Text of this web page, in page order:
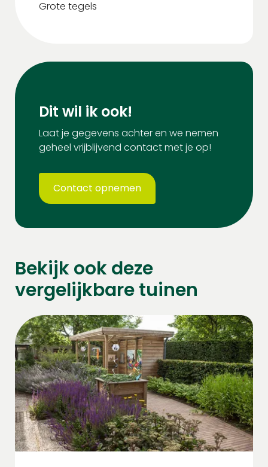
Grote tegels
Dit wil ik ook!
Laat je gegevens achter en we nemen
geheel vrijblijvend contact met je op!
Contact opnemen
Bekijk ook deze
vergelijkbare tuinen